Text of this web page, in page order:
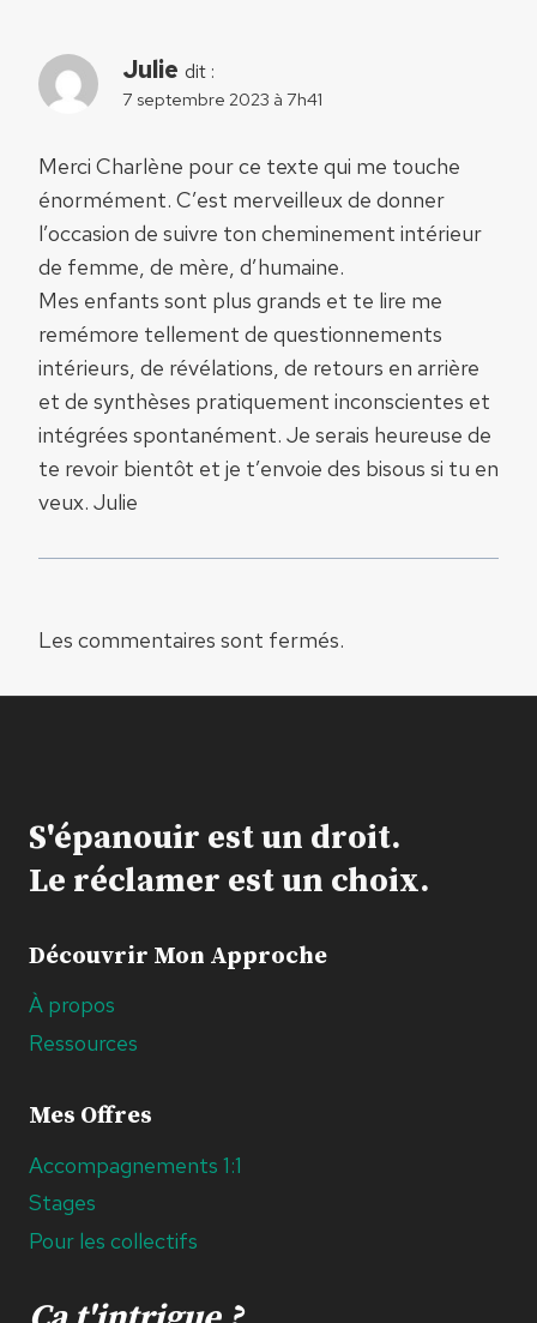
Julie dit :
7 septembre 2023 à 7h41
Merci Charlène pour ce texte qui me touche
énormément. C’est merveilleux de donner
l’occasion de suivre ton cheminement intérieur
de femme, de mère, d’humaine.
Mes enfants sont plus grands et te lire me
remémore tellement de questionnements
intérieurs, de révélations, de retours en arrière
et de synthèses pratiquement inconscientes et
intégrées spontanément. Je serais heureuse de
te revoir bientôt et je t’envoie des bisous si tu en
veux. Julie
Les commentaires sont fermés.
S'épanouir est un droit.
Le réclamer est un choix.
Découvrir Mon Approche
À propos
Ressources
Mes Offres
Accompagnements 1:1
Stages
Pour les collectifs